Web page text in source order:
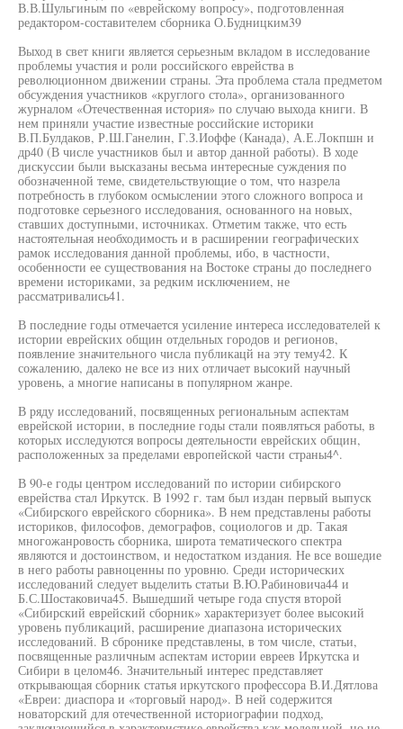
В.В.Шульгиным по «еврейскому вопросу», подготовленная
редактором-составителем сборника О.Будницким39
Выход в свет книги является серьезным вкладом в исследование
проблемы участия и роли российского еврейства в
революционном движении страны. Эта проблема стала предметом
обсуждения участников «круглого стола», организованного
журналом «Отечественная история» по случаю выхода книги. В
нем приняли участие известные российские историки
В.П.Булдаков, Р.Ш.Ганелин, Г.З.Иоффе (Канада), А.Е.Локпшн и
др40 (В числе участников был и автор данной работы). В ходе
дискуссии были высказаны весьма интересные суждения по
обозначенной теме, свидетельствующие о том, что назрела
потребность в глубоком осмыслении этого сложного вопроса и
подготовке серьезного исследования, основанного на новых,
ставших доступными, источниках. Отметим также, что есть
настоятельная необходимость и в расширении географических
рамок исследования данной проблемы, ибо, в частности,
особенности ее существования на Востоке страны до последнего
времени историками, за редким исключением, не
рассматривались41.
В последние годы отмечается усиление интереса исследователей к
истории еврейских общин отдельных городов и регионов,
появление значительного числа публикацй на эту тему42. К
сожалению, далеко не все из них отличает высокий научный
уровень, а многие написаны в популярном жанре.
В ряду исследований, посвященных региональным аспектам
еврейской истории, в последние годы стали появляться работы, в
которых исследуются вопросы деятельности еврейских общин,
расположенных за пределами европейской части страны4^.
В 90-е годы центром исследований по истории сибирского
еврейства стал Иркутск. В 1992 г. там был издан первый выпуск
«Сибирского еврейского сборника». В нем представлены работы
историков, философов, демографов, социологов и др. Такая
многожанровость сборника, широта тематического спектра
являются и достоинством, и недостатком издания. Не все вошедие
в него работы равноценны по уровню. Среди исторических
исследований следует выделить статьи В.Ю.Рабиновича44 и
Б.С.Шостаковича45. Вышедший четыре года спустя второй
«Сибирский еврейский сборник» характеризует более высокий
уровень публикаций, расширение диапазона исторических
исследований. В сбронике представлены, в том числе, статьи,
посвященные различным аспектам истории евреев Иркутска и
Сибири в целом46. Значительный интерес представляет
открывающая сборник статья иркутского профессора В.И.Дятлова
«Евреи: диаспора и «торговый народ». В ней содержится
новаторский для отечественной историографии подход,